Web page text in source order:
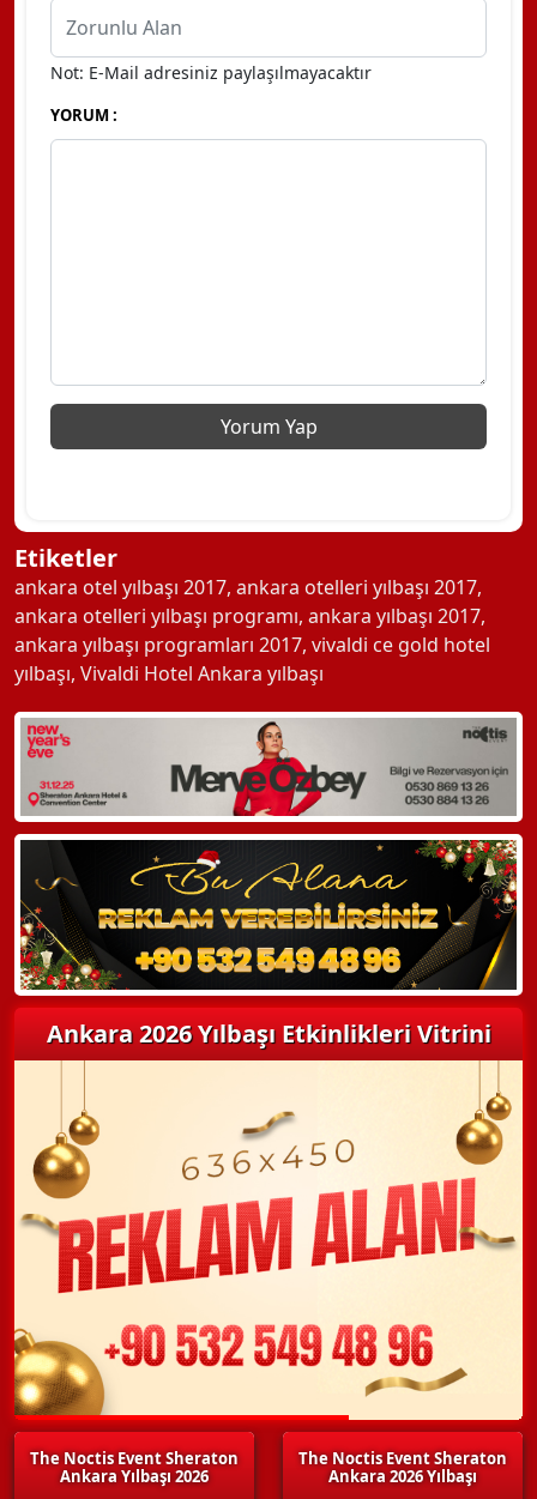
Not: E-Mail adresiniz paylaşılmayacaktır
YORUM :
Etiketler
ankara otel yılbaşı 2017, ankara otelleri yılbaşı 2017,
ankara otelleri yılbaşı programı, ankara yılbaşı 2017,
ankara yılbaşı programları 2017, vivaldi ce gold hotel
yılbaşı, Vivaldi Hotel Ankara yılbaşı
Ankara 2026 Yılbaşı Etkinlikleri Vitrini
The Noctis Event Sheraton
Ankara Yılbaşı 2026
The Noctis Event Sheraton
Ankara 2026 Yılbaşı